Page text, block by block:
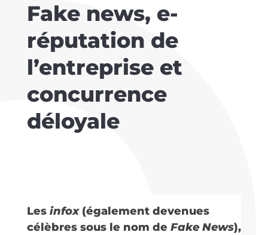
Fake news, e-
réputation de
l’entreprise et
concurrence
déloyale
Les infox(également devenues
célèbres sous le nom de Fake News),